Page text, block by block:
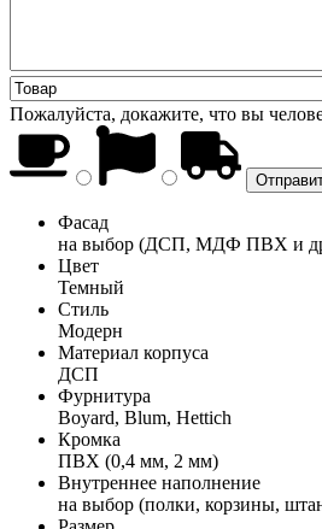
Пожалуйста, докажите, что вы
Фасад
на выбор (ДСП, МДФ ПВХ и
Цвет
Темный
Стиль
Модерн
Материал корпуса
ДСП
Фурнитура
Boyard, Blum, Hettich
Кромка
ПВХ (0,4 мм, 2 мм)
Внутреннее наполнение
на выбор (полки, корзины,